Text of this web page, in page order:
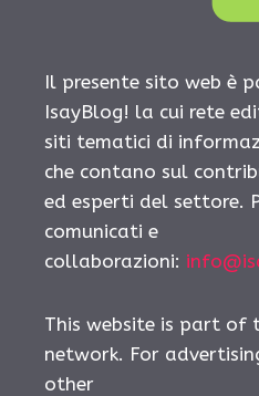
Il presente sito web è
IsayBlog! la cui rete
siti tematici di
che contano sul
ed esperti del settore.
comunicati e
collaborazioni:
This website is part of
network. For
other